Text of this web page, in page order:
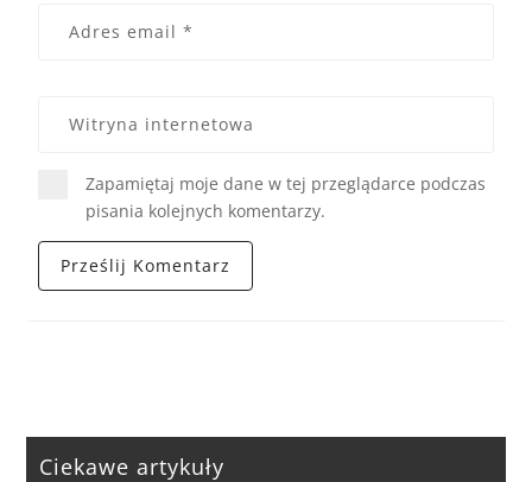
Zapamiętaj moje dane w tej przeglądarce podczas
pisania kolejnych komentarzy.
Ciekawe artykuły